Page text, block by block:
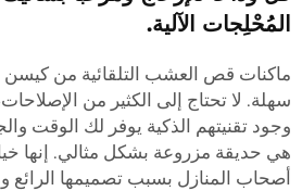
المُحْلِجات الآلية.
ماكنات قص العشب التلقائية من كيسن
سهلة. لا تحتاج إلى الكثير من
وجود تقنيتهم الذكية يوفر لك الوقت
هي حديقة مزروعة بشكل مثالي. إنها
أصحاب المنازل بسبب تصميمها الرائع